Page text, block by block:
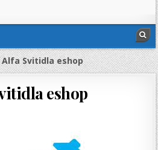
Alfa Svitidla eshop
eshop